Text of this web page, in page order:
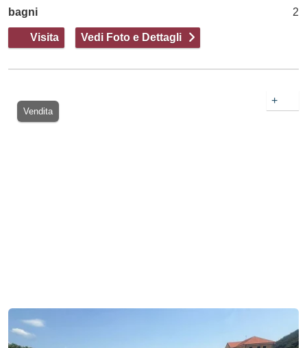
bagni
2
Visita Vedi Foto e Dettagli
Vendita
+